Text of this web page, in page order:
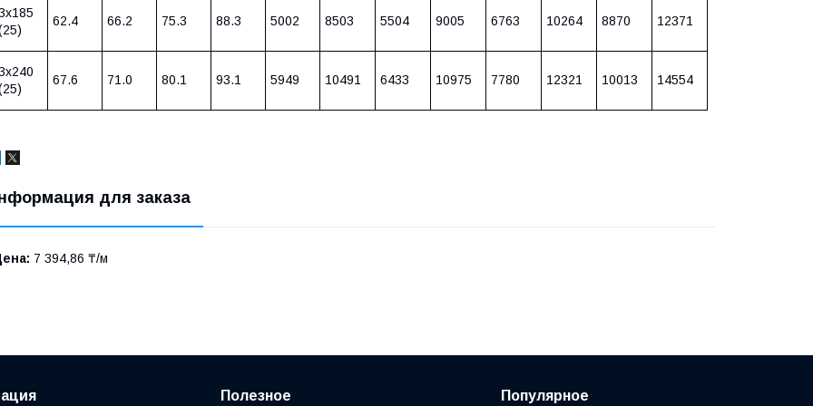
62.4 66.2 75.3 88.3 5002 8503 5504 9005 6763 10264 8870 12371
67.6 71.0 80.1 93.1 5949 10491 6433 10975 7780 12321 10013 14554
для заказа
7 394,86 ₸/м
Полезное Популярное